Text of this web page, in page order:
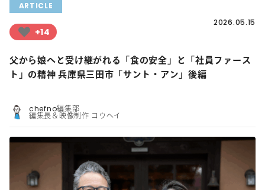
ARTICLE
+14
2026.05.15
父から娘へと受け継がれる「食の安全」と「社員ファース
ト」の精神 兵庫県三田市「サント・アン」後編
chefno編集部
編集長＆映像制作 コウヘイ